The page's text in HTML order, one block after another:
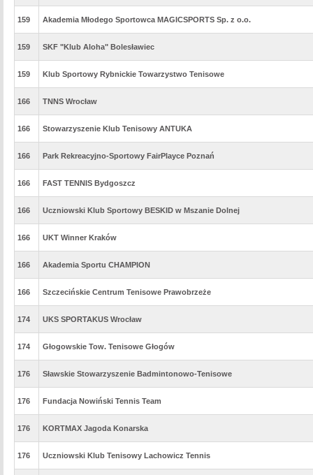
159 Akademia Młodego Sportowca MAGICSPORTS Sp. z o.o.
159 SKF "Klub Aloha" Bolesławiec
159 Klub Sportowy Rybnickie Towarzystwo Tenisowe
166 TNNS Wrocław
166 Stowarzyszenie Klub Tenisowy ANTUKA
166 Park Rekreacyjno-Sportowy FairPlayce Poznań
166 FAST TENNIS Bydgoszcz
166 Uczniowski Klub Sportowy BESKID w Mszanie Dolnej
166 UKT Winner Kraków
166 Akademia Sportu CHAMPION
166 Szczecińskie Centrum Tenisowe Prawobrzeże
174 UKS SPORTAKUS Wrocław
174 Głogowskie Tow. Tenisowe Głogów
176 Sławskie Stowarzyszenie Badmintonowo-Tenisowe
176 Fundacja Nowiński Tennis Team
176 KORTMAX Jagoda Konarska
176 Uczniowski Klub Tenisowy Lachowicz Tennis